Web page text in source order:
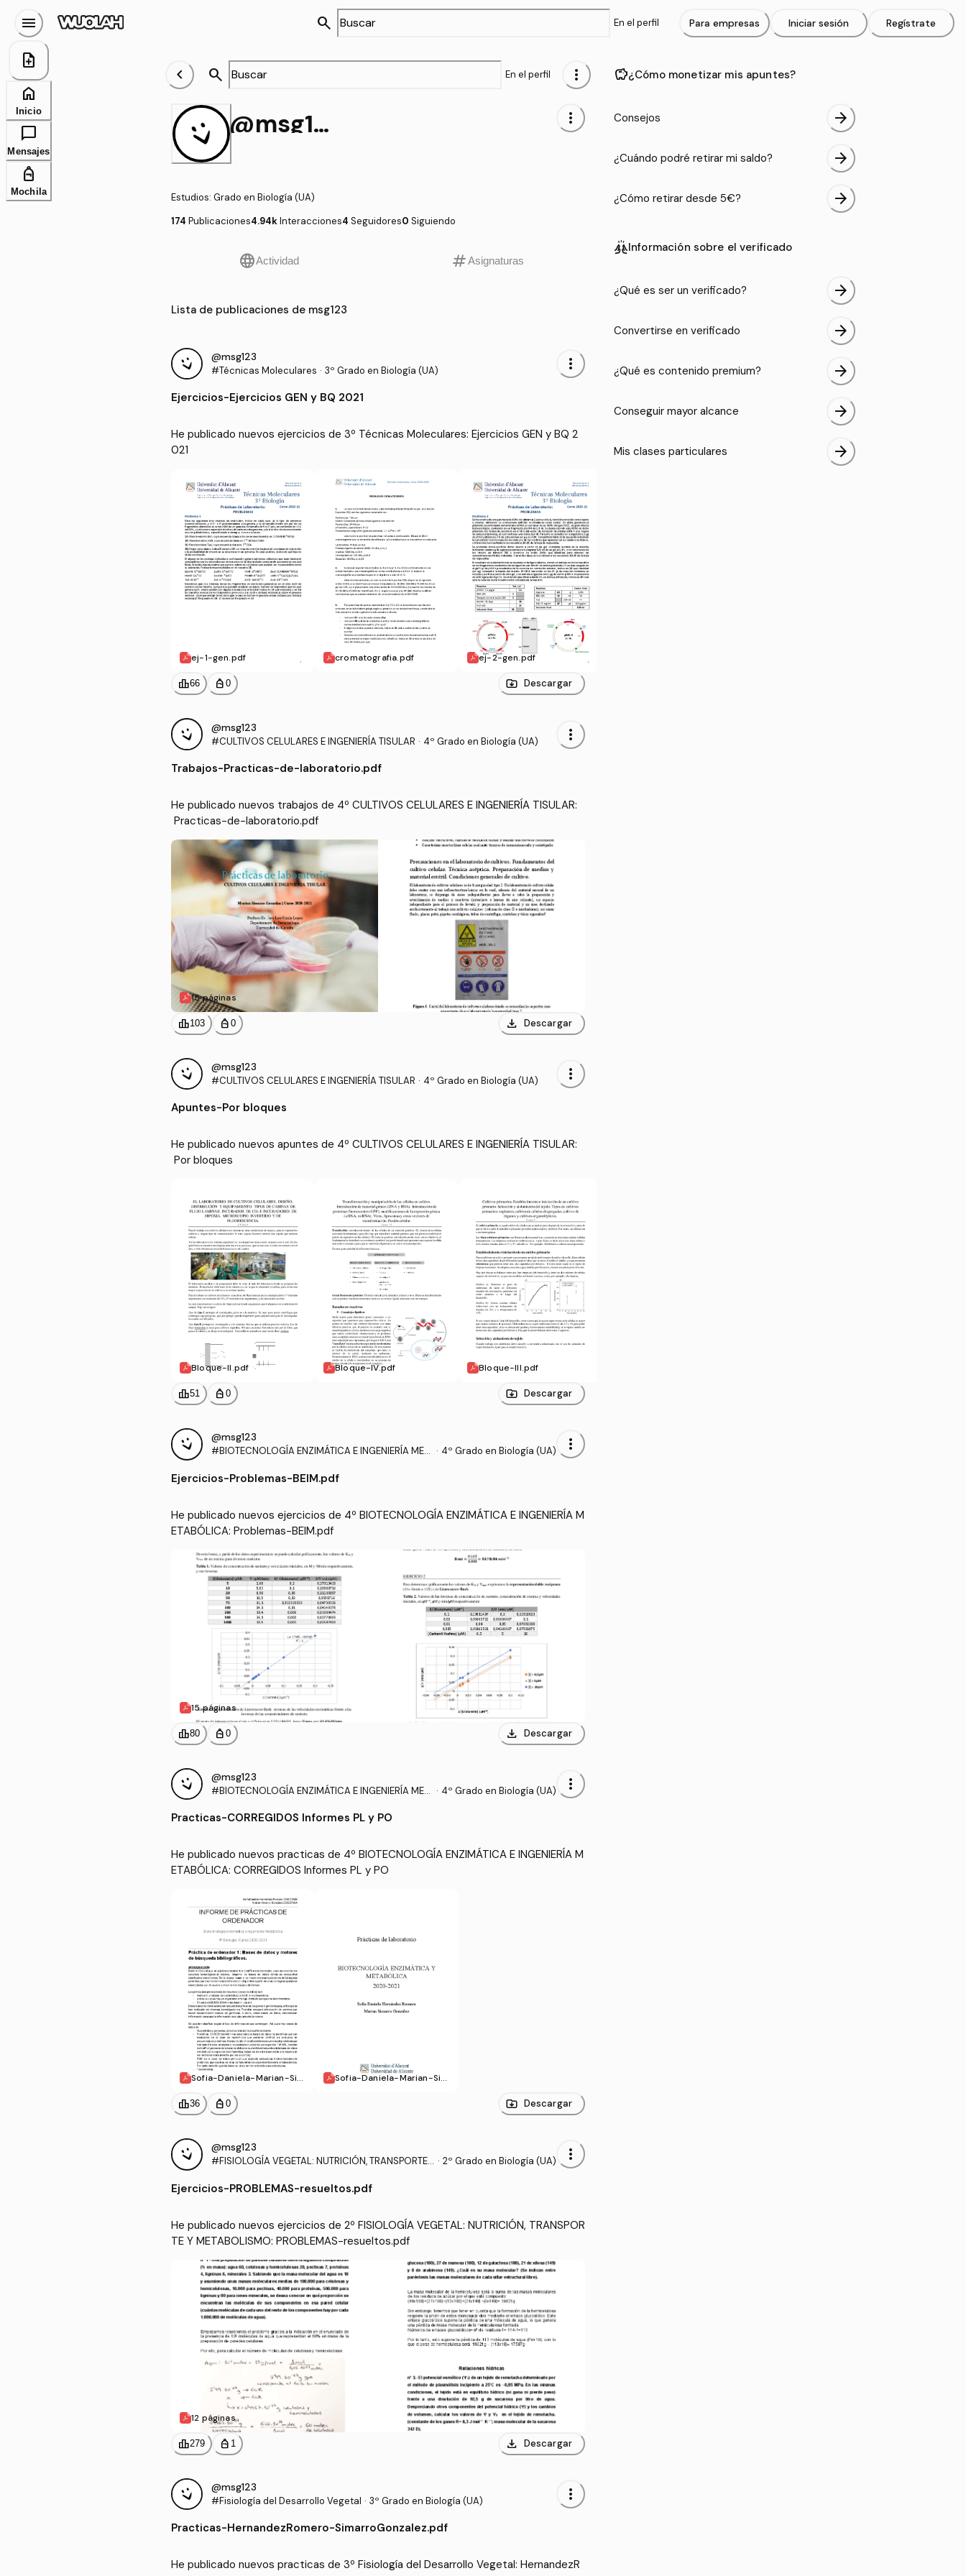
chevron_left search En el perfil more_vert
@msg123 more_vert
Estudios: Grado en Biología (UA)
174 Publicaciones4.94kInteracciones4 Seguidores0 Siguiendo
languageActividad tagAsignaturas
Lista de publicaciones de msg123
@msg123
#Técnicas Moleculares · 3º Grado en Biología (UA) more_vert
Ejercicios-Ejercicios GEN y BQ 2021
He publicado nuevos ejercicios de 3º Técnicas Moleculares: Ejercicios GEN y BQ 2
021
ej-1-gen.pdf cromatografia.pdf ej-2-gen.pdf
leaderboard66 personal_bag 0 Descargar
@msg123
#CULTIVOS CELULARES E INGENIERÍA TISULAR · 4º Grado en Biología (UA) more_vert
Trabajos-Practicas-de-laboratorio.pdf
He publicado nuevos trabajos de 4º CULTIVOS CELULARES E INGENIERÍA TISULAR:
Practicas-de-laboratorio.pdf
15 páginas
leaderboard103 personal_bag 0 download Descargar
@msg123
#CULTIVOS CELULARES E INGENIERÍA TISULAR · 4º Grado en Biología (UA) more_vert
Apuntes-Por bloques
He publicado nuevos apuntes de 4º CULTIVOS CELULARES E INGENIERÍA TISULAR:
Por bloques
Bloque-II.pdf Bloque-IV.pdf Bloque-III.pdf
leaderboard51 personal_bag 0 Descargar
@msg123
#BIOTECNOLOGÍA ENZIMÁTICA E INGENIERÍA MET
· 4º Grado en Biología (UA) more_vert
Ejercicios-Problemas-BEIM.pdf
He publicado nuevos ejercicios de 4º BIOTECNOLOGÍA ENZIMÁTICA E INGENIERÍA M
ETABÓLICA: Problemas-BEIM.pdf
15 páginas
leaderboard80 personal_bag 0 download Descargar
@msg123
#BIOTECNOLOGÍA ENZIMÁTICA E INGENIERÍA MET
· 4º Grado en Biología (UA) more_vert
Practicas-CORREGIDOS Informes PL y PO
He publicado nuevos practicas de 4º BIOTECNOLOGÍA ENZIMÁTICA E INGENIERÍA M
ETABÓLICA: CORREGIDOS Informes PL y PO
Sofia-Daniela-Marian-Sim
Sofia-Daniela-Marian-Sim
leaderboard36 personal_bag 0 Descargar
@msg123
#FISIOLOGÍA VEGETAL: NUTRICIÓN, TRANSPORTE Y · 2º Grado en Biología (UA) more_vert
Ejercicios-PROBLEMAS-resueltos.pdf
He publicado nuevos ejercicios de 2º FISIOLOGÍA VEGETAL: NUTRICIÓN, TRANSPOR
TE Y METABOLISMO: PROBLEMAS-resueltos.pdf
12 páginas
leaderboard279 personal_bag 1 download Descargar
@msg123
#Fisiología del Desarrollo Vegetal · 3º Grado en Biología (UA) more_vert
Practicas-HernandezRomero-SimarroGonzalez.pdf
He publicado nuevos practicas de 3º Fisiología del Desarrollo Vegetal: HernandezR
savings¿Cómo monetizar mis apuntes?
Consejos arrow_forward
¿Cuándo podré retirar mi saldo? arrow_forward
¿Cómo retirar desde 5€? arrow_forward
cheerInformación sobre el verificado
¿Qué es ser un verificado? arrow_forward
Convertirse en verificado arrow_forward
¿Qué es contenido premium? arrow_forward
Conseguir mayor alcance arrow_forward
Mis clases particulares arrow_forward
search En el perfil Para empresas Iniciar sesión Regístrate
menu
note_add
home
Inicio
chat_bubble
Mensajes
personal_bag
Mochila